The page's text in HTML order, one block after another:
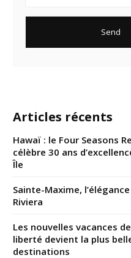
Articles récents
Hawaï : le Four Seasons
célèbre 30 ans
Île
Sainte-Maxime,
Riviera
Les nouvelles vacances
liberté devient la plus
destinations